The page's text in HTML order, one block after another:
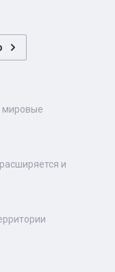
мировые
и